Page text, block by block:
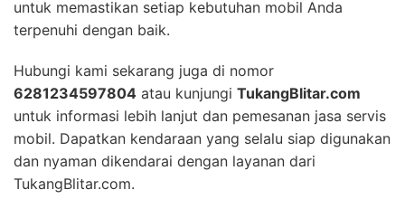
untuk memastikan setiap kebutuhan mobil Anda
terpenuhi dengan baik.
Hubungi kami sekarang juga di nomor
6281234597804 atau kunjungi TukangBlitar.com
untuk informasi lebih lanjut dan pemesanan jasa servis
mobil. Dapatkan kendaraan yang selalu siap digunakan
dan nyaman dikendarai dengan layanan dari
TukangBlitar.com.